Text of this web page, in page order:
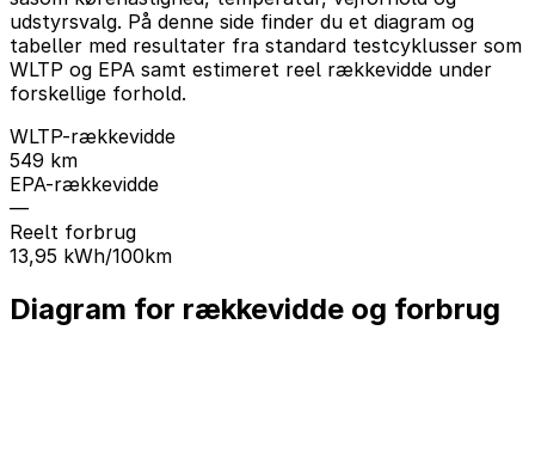
udstyrsvalg. På denne side finder du et diagram og
tabeller med resultater fra standard testcyklusser som
WLTP og EPA samt estimeret reel rækkevidde under
forskellige forhold.
WLTP-rækkevidde
549 km
EPA-rækkevidde
—
Reelt forbrug
13,95 kWh/100km
Diagram for rækkevidde og forbrug